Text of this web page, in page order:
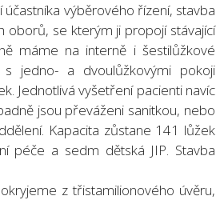
výběrového řízení, stavba
oborů, se kterým ji propojí stávající
máme na interně i šestilůžkové
jedno- a dvoulůžkovými pokoji
Jednotlivá vyšetření pacienti navíc
jsou převáženi sanitkou, nebo
Kapacita zůstane 141 lůžek
péče a sedm dětská JIP. Stavba
z třistamilionového úvěru,